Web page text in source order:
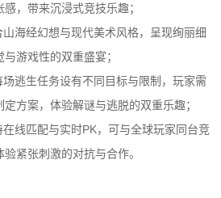
，带来沉浸式竞技乐趣；
海经幻想与现代美术风格，呈现绚丽细
游戏性的双重盛宴；
逃生任务设有不同目标与限制，玩家需
方案，体验解谜与逃脱的双重乐趣；
线匹配与实时PK，可与全球玩家同台竞
紧张刺激的对抗与合作。